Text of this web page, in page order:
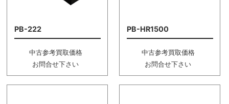
PB-222
中古参考買取価格
お問合せ下さい
PB-HR1500
中古参考買取価格
お問合せ下さい